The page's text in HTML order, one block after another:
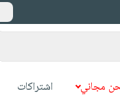
مجاني اشتراكات